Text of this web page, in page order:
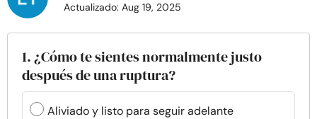
Relaciones
Familia
Ayuda
Actualizado: Aug 19, 2025
1. ¿Cómo te sientes normalmente justo
después de una ruptura?
Aliviado y listo para seguir adelante